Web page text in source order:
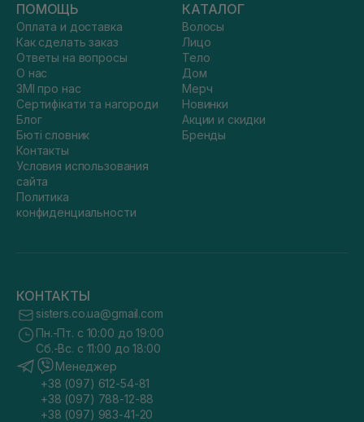
ПОМОЩЬ
Оплата и доставка
Как сделать заказ
Ответы на вопросы
О нас
ЗМІ про нас
Сертифікати та нагороди
Блог
Бюті словник
Контакты
Условия использования
сайта
Политика
конфиденциальности
КАТАЛОГ
Волосы
Лицо
Тело
Дом
Мерч
Новинки
Акции и скидки
Бренды
КОНТАКТЫ
sisters.co.ua@gmail.com
Пн.-Пт. с 10:00 до 19:00
Сб.-Вс. с 11:00 до 18:00
Менеджер
+38 (097) 612-54-81
+38 (097) 788-12-88
+38 (097) 983-41-20